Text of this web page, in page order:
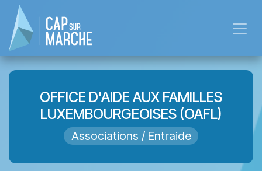
Skip to Content
OFFICE D'AIDE AUX FAMILLES
LUXEMBOURGEOISES (OAFL)
Associations / Entraide